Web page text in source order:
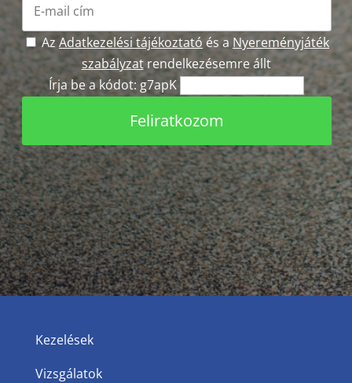
AzAdatkezelési tájékoztató és a Nyereményjáték
szabályzatrendelkezésemre állt
Írja be a kódot: g7apK
Feliratkozom
Kezelések
Vizsgálatok